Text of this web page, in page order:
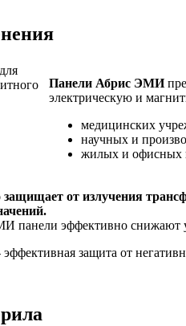
Панели Абрис ЭМИ
электрическую и
медицинских
научных и
жилых и офисных
от излучения
панели эффективно